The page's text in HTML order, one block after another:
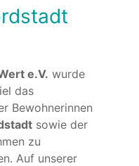
e.V. wurde
das
Bewohnerinnen
sowie der
zu
Auf unserer